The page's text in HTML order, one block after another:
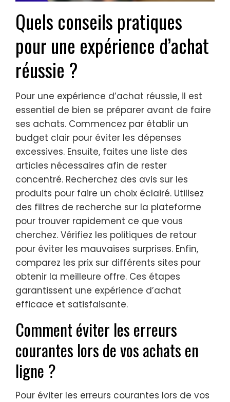
Quels conseils pratiques
pour une expérience d’achat
réussie ?
Pour une expérience d’achat réussie, il est
essentiel de bien se préparer avant de faire
ses achats. Commencez par établir un
budget clair pour éviter les dépenses
excessives. Ensuite, faites une liste des
articles nécessaires afin de rester
concentré. Recherchez des avis sur les
produits pour faire un choix éclairé. Utilisez
des filtres de recherche sur la plateforme
pour trouver rapidement ce que vous
cherchez. Vérifiez les politiques de retour
pour éviter les mauvaises surprises. Enfin,
comparez les prix sur différents sites pour
obtenir la meilleure offre. Ces étapes
garantissent une expérience d’achat
efficace et satisfaisante.
Comment éviter les erreurs
courantes lors de vos achats en
ligne ?
Pour éviter les erreurs courantes lors de vos